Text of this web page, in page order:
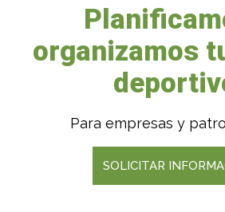
organizamos
Para empresas y
SOLICITAR